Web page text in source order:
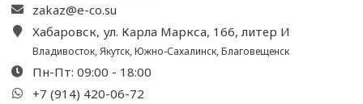
zakaz@e-co.su
Хабаровск, ул. Карла Маркса, 166, литер И
Владивосток,Якутск,Южно-Сахалинск,Благовещенск
Пн-Пт: 09:00 - 18:00
+7 (914) 420-06-72